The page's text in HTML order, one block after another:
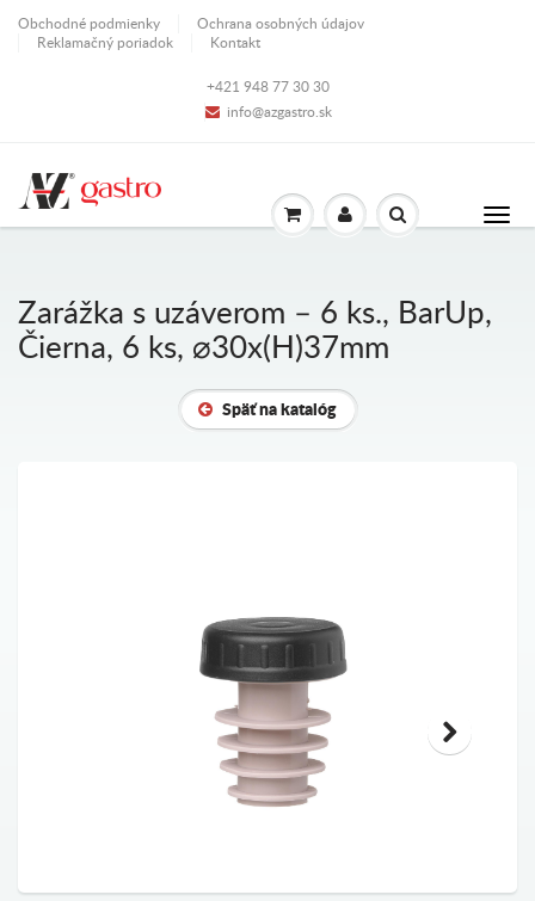
Obchodné podmienky
Ochrana osobných údajov
Reklamačný poriadok
Kontakt
+421 948 77 30 30
info@azgastro.sk
Zarážka s uzáverom – 6 ks., BarUp,
Čierna, 6 ks, ⌀30x(H)37mm
Späť na katalóg